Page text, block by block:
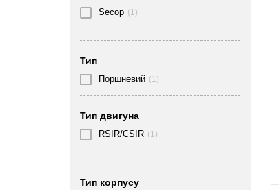
Secop (1)
Тип
Поршневий (1)
Тип двигуна
RSIR/CSIR (1)
Тип корпусу